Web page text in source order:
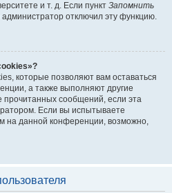
и т. д. Если пункт Запомнить
администратор отключил эту функцию.
которые позволяют вам оставаться
а также выполняют другие
прочитанных сообщений, если эта
Если вы испытываете
на данной конференции, возможно,